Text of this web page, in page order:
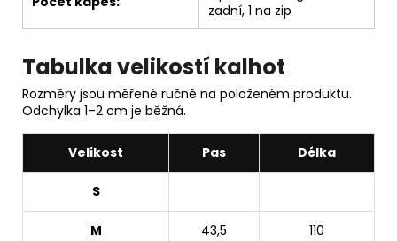
zadní, 1 na zip
Tabulka velikostí kalhot
Rozměry jsou měřené ručně na položeném produktu.
Odchylka 1–2 cm je běžná.
Velikost Pas Délka
S
M 43,5 110